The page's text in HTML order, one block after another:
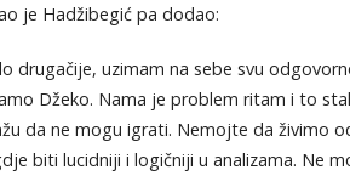
je Hadžibegić pa dodao:
drugačije, uzimam na sebe svu
Džeko. Nama je problem ritam i to
da ne mogu igrati. Nemojte da živimo
biti lucidniji i logičniji u analizama. Ne